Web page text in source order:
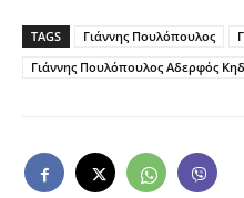
TAGS Γιάννης Πουλόπουλος
Γιάννης Πουλόπουλος Αδερφός